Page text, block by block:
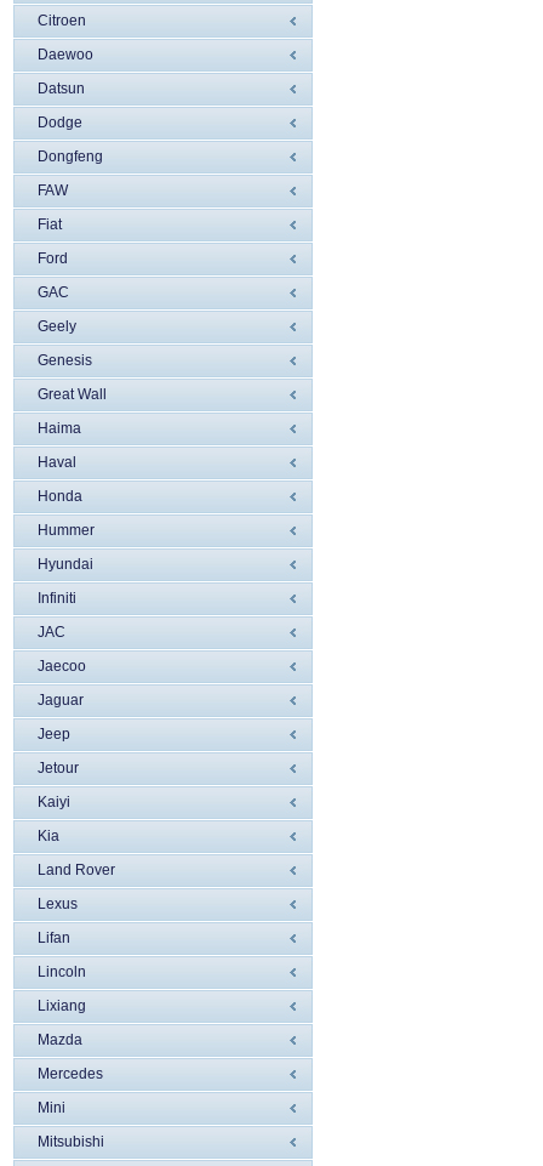
Citroen
Daewoo
Datsun
Dodge
Dongfeng
FAW
Fiat
Ford
GAC
Geely
Genesis
Great Wall
Haima
Haval
Honda
Hummer
Hyundai
Infiniti
JAC
Jaecoo
Jaguar
Jeep
Jetour
Kaiyi
Kia
Land Rover
Lexus
Lifan
Lincoln
Liхiang
Mazda
Mercedes
Mini
Mitsubishi